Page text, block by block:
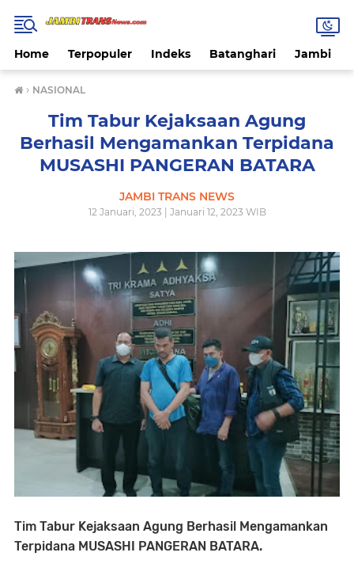
Home Terpopuler Indeks Batanghari Jambi
› NASIONAL
Tim Tabur Kejaksaan Agung
Berhasil Mengamankan Terpidana
MUSASHI PANGERAN BATARA
JAMBI TRANS NEWS
12 Januari, 2023 | Januari 12, 2023 WIB
Tim Tabur Kejaksaan Agung Berhasil Mengamankan
Terpidana MUSASHI PANGERAN BATARA.